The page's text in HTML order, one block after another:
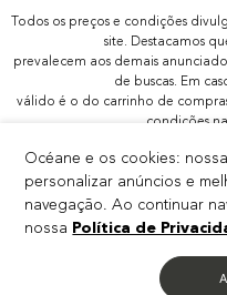
Océane e os cookies:
personalizar anúncios e
navegação. Ao continuar
nossa Política de
Todos os preços e condições
site. Destacamos
prevalecem aos demais
de buscas. Em
válido é o do carrinho de
condições
Em promoções com produtos
produtos disponíveis na página
outras variações de